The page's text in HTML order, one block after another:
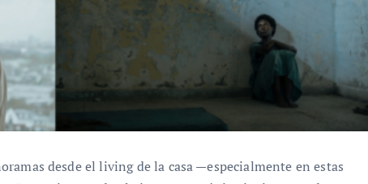
desde el living de la casa —especialmente en estas